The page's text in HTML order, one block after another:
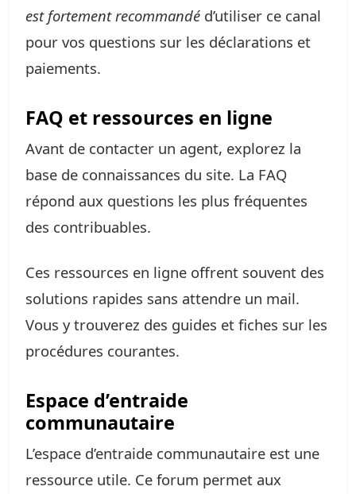
est fortement recommandé d’utiliser ce canal
pour vos questions sur les déclarations et
paiements.
FAQ et ressources en ligne
Avant de contacter un agent, explorez la
base de connaissances du site. La FAQ
répond aux questions les plus fréquentes
des contribuables.
Ces ressources en ligne offrent souvent des
solutions rapides sans attendre un mail.
Vous y trouverez des guides et fiches sur les
procédures courantes.
Espace d’entraide
communautaire
L’espace d’entraide communautaire est une
ressource utile. Ce forum permet aux